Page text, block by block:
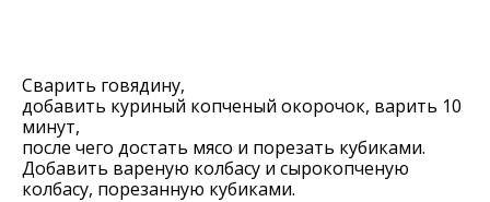
Сварить говядину,
добавить куриный копченый окорочок, варить 10
минут,
после чего достать мясо и порезать кубиками.
Добавить вареную колбасу и сырокопченую
колбасу, порезанную кубиками.